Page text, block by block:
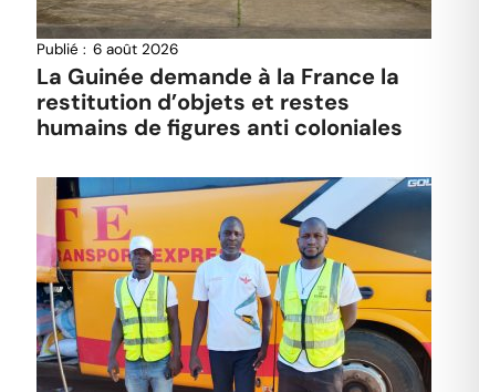
Publié : 6 août 2026
La Guinée demande à la France la
restitution d’objets et restes
humains de figures anti coloniales